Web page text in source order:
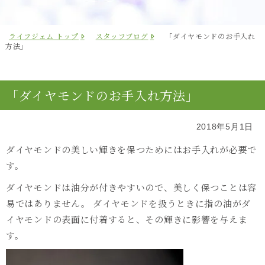
ライフジェム トップ スタッフブログ
「ダイヤモンドのお手入れ
方法」
「ダイヤモンドのお手入れ方法」
2018年5月1日
ダイヤモンドの美しい輝きを保つためにはお手入れが必要で
す。
ダイヤモンドは油分が付きやすいので、美しく保つことは容
易ではありません。 ダイヤモンドを扱うときに指の油がダ
イヤモンドの表面に付着すると、その輝きに影響を与えま
す。